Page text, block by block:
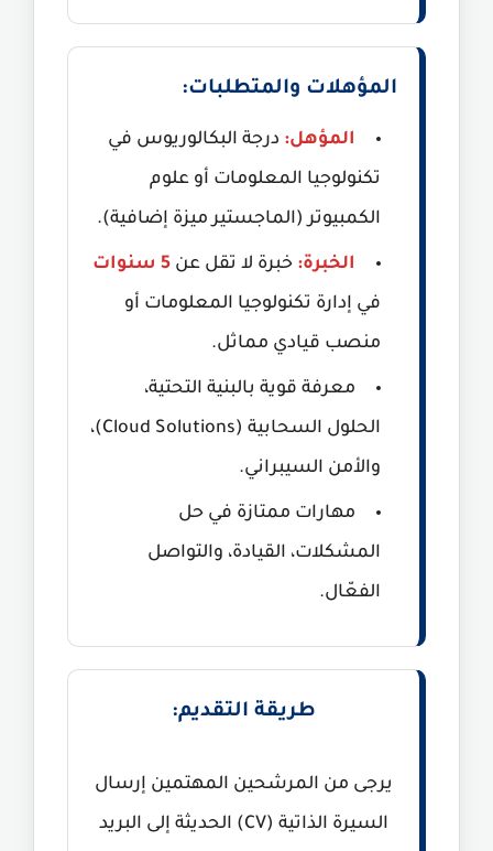
المؤهلات والمتطلبات:
المؤهل: درجة البكالوريوس في
تكنولوجيا المعلومات أو علوم
الكمبيوتر (الماجستير ميزة إضافية).
الخبرة: خبرة لا تقل عن 5 سنوات
في إدارة تكنولوجيا المعلومات أو
منصب قيادي مماثل.
معرفة قوية بالبنية التحتية،
الحلول السحابية (Cloud Solutions)،
والأمن السيبراني.
مهارات ممتازة في حل
المشكلات، القيادة، والتواصل
الفعّال.
طريقة التقديم:
يرجى من المرشحين المهتمين إرسال
السيرة الذاتية (CV) الحديثة إلى البريد